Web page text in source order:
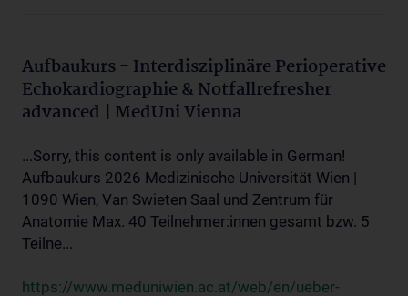
Aufbaukurs - Interdisziplinäre Perioperative
Echokardiographie & Notfallrefresher
advanced | MedUni Vienna
...Sorry, this content is only available in German!
Aufbaukurs 2026 Medizinische Universität Wien |
1090 Wien, Van Swieten Saal und Zentrum für
Anatomie Max. 40 Teilnehmer:innen gesamt bzw. 5
Teilne...
https://www.meduniwien.ac.at/web/en/ueber-